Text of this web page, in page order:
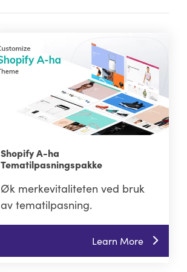
Shopify A-ha
Tematilpasningspakke
Øk merkevitaliteten ved bruk
av tematilpasning.
Learn More